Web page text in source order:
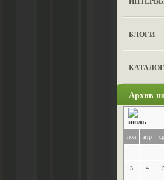
БЛОГИ
Архив
пон втр
3 4